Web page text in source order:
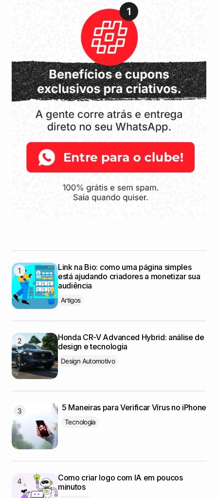
Link na Bio: como uma página simples
está ajudando criadores a monetizar sua
audiência
Artigos
Honda CR-V Advanced Hybrid: análise de
design e tecnologia
Design Automotivo
5 Maneiras para Verificar Vírus no iPhone
Tecnologia
Como criar logo com IA em poucos
minutos